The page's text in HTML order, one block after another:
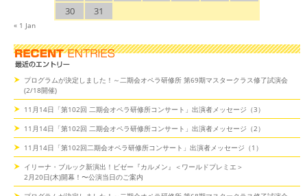
30
31
« 1 Jan
プログラムが決定しました！～二期会オペラ研修所 第69期マスタークラス修了試演会
(2/18開催)
11月14日「第102回 二期会オペラ研修所コンサート」出演者メッセージ（3）
11月14日「第102回 二期会オペラ研修所コンサート」出演者メッセージ（2）
11月14日「第102回二期会オペラ研修所コンサート」出演者メッセージ（1）
イリーナ・ブルック新演出！ビゼー『カルメン』＜ワールドプレミエ＞
2月20日(木)開幕！〜公演当日のご案内